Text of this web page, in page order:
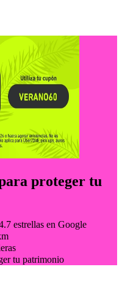
proteger tu
estrellas en Google
tu patrimonio